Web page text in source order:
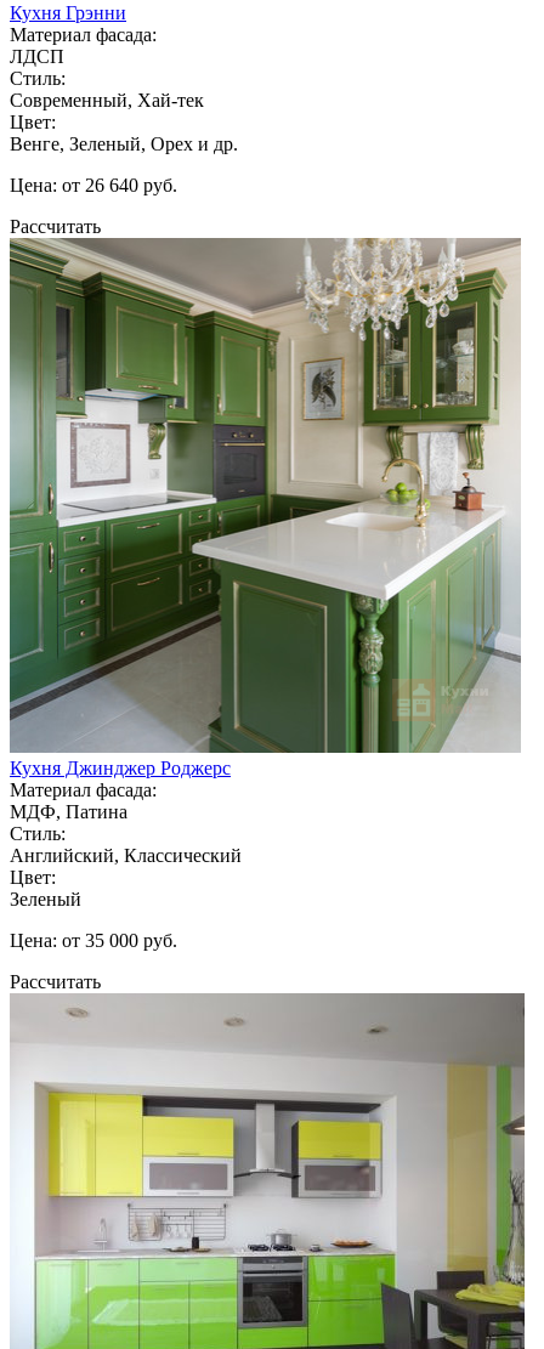
Кухня Грэнни
Материал фасада:
ЛДСП
Стиль:
Современный, Хай-тек
Цвет:
Венге, Зеленый, Орех и др.
Цена: от 26 640 руб.
Рассчитать
Кухня Джинджер Роджерс
Материал фасада:
МДФ, Патина
Стиль:
Английский, Классический
Цвет:
Зеленый
Цена: от 35 000 руб.
Рассчитать